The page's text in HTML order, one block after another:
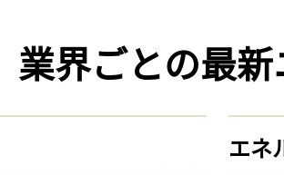
業界ごとの最
エネ